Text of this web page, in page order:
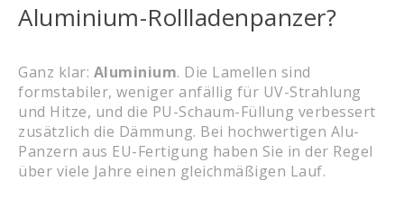
Aluminium-Rollladenpanzer?
Ganz klar: Aluminium. Die Lamellen sind
formstabiler, weniger anfällig für UV-Strahlung
und Hitze, und die PU-Schaum-Füllung verbessert
zusätzlich die Dämmung. Bei hochwertigen Alu-
Panzern aus EU-Fertigung haben Sie in der Regel
über viele Jahre einen gleichmäßigen Lauf.